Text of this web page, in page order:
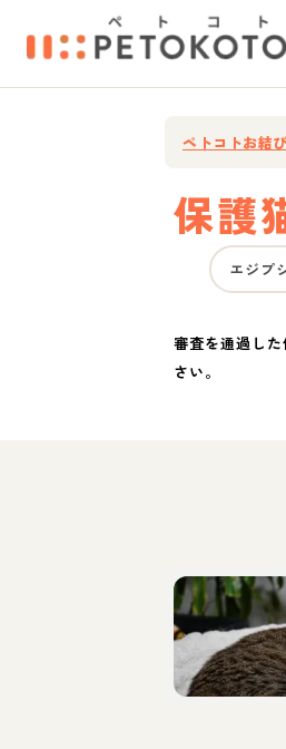
ペトコトお結び
保護
エジプ
審査を通過し
さい。